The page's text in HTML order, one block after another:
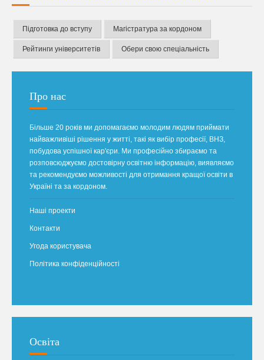
Підготовка до вступу Магістратура за кордоном
Рейтинги університетів Обери свою спеціальність
Про нас
Більше 20 років ми допомагаємо молодим людям приймати
найважливіші рішення у житті, такі як вибір професії, ВНЗ,
побудова успішної кар'єри. Ми професійно збираємо та
розповсюджуємо достовірну освітню інформацію, виявляємо
та рекомендуємо можливості для отримання кращої освіти в
Україні та за кордоном.
Наші проекти
Контакти
Угода користувача
Політика конфіденційності
Освіта